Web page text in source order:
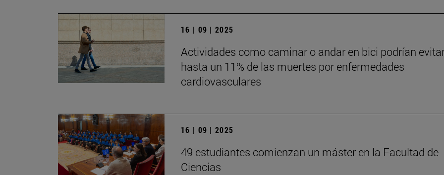
16 | 09 | 2025
Actividades como caminar o andar en bici podrían
hasta un 11% de las muertes por enfermedades
cardiovasculares
16 | 09 | 2025
49 estudiantes comienzan un máster en la Facultad de
Ciencias